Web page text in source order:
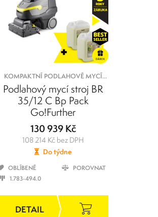
KOMPAKTNÍ PODLAHOVÉ MYCÍ
STROJE
Podlahový mycí stroj BR
35/12 C Bp Pack
Go!Further
130 939 Kč
108 214 Kč bez DPH
Do týdne
OBLÍBENÉ
POROVNAT
1.783-494.0